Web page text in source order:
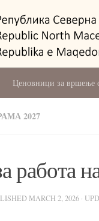
Ценовници за вршење
2027
работа
MARCH 2, 2026 ·